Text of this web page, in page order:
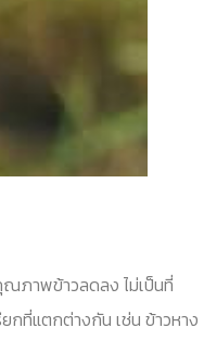
ณภาพข้าวลดลง ไม่เป็นที่
ที่แตกต่างกัน เช่น ข้าวหาง